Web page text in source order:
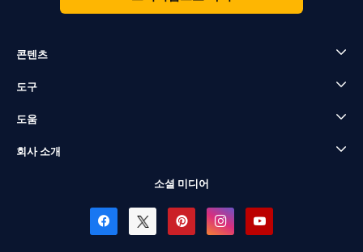
콘텐츠
도구
도움
회사 소개
소셜 미디어